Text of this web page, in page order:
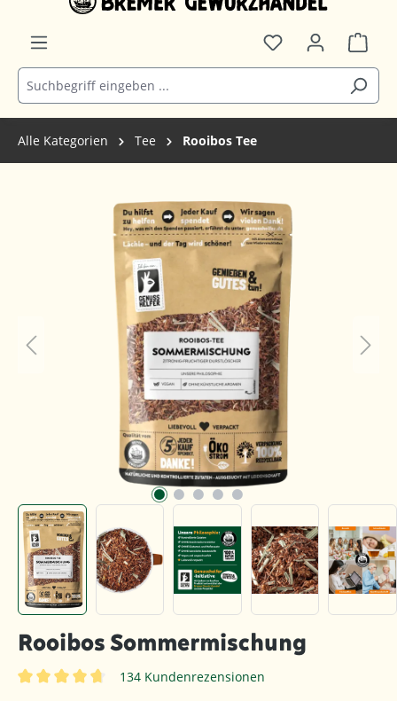
Alle Kategorien Tee Rooibos Tee
Rooibos Sommermischung
134 Kundenrezensionen